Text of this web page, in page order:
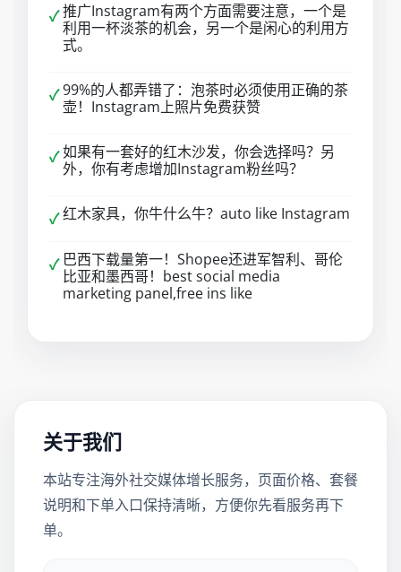
✓推广Instagram有两个方面需要注意，一个是
利用一杯淡茶的机会，另一个是闲心的利用方
式。
✓99%的人都弄错了：泡茶时必须使用正确的茶
壶！Instagram上照片免费获赞
✓如果有一套好的红木沙发，你会选择吗？另
外，你有考虑增加Instagram粉丝吗？
✓红木家具，你牛什么牛？auto like Instagram
✓ 巴西下载量第一！Shopee还进军智利、哥伦
比亚和墨西哥！best social media
marketing panel,free ins like
关于我们
本站专注海外社交媒体增长服务，页面价格、套餐
说明和下单入口保持清晰，方便你先看服务再下
单。